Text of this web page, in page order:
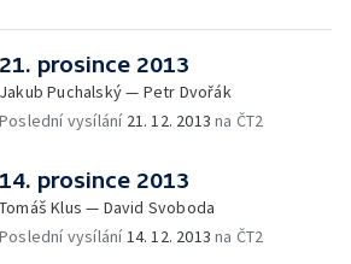
21. prosince 2013
Jakub Puchalský — Petr Dvořák
Poslední vysílání 21. 12. 2013 na ČT2
14. prosince 2013
Tomáš Klus — David Svoboda
Poslední vysílání14. 12. 2013 na ČT2